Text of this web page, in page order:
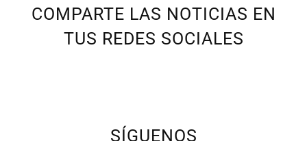
COMPARTE LAS NOTICIAS EN
TUS REDES SOCIALES
SÍGUENOS